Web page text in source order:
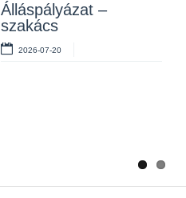
Álláspályázat –
szakács
2026-07-20
Álláspályázat –
takarító
2026-07-06